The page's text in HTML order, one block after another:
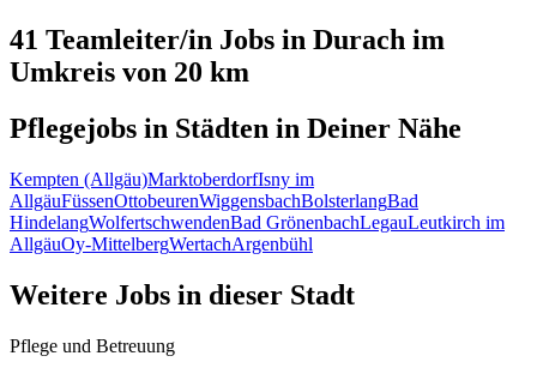
41 Teamleiter/in Jobs in Durach im
Umkreis von 20 km
Pflegejobs in Städten in Deiner Nähe
Kempten (Allgäu)MarktoberdorfIsny im
AllgäuFüssenOttobeurenWiggensbachBolsterlangBad
HindelangWolfertschwendenBad GrönenbachLegauLeutkirch im
AllgäuOy-MittelbergWertachArgenbühl
Weitere Jobs in dieser Stadt
Pflege und Betreuung